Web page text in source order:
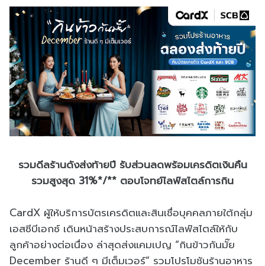
รวมดีลร้านดังส่งท้ายปี รับส่วนลดพร้อมเครดิตเงินคืน
รวมสูงสุด 31%*/** ตอบโจทย์ไลฟ์สไตล์การกิน
CardX ผู้ให้บริการบัตรเครดิตและสินเชื่อบุคคลภายใต้กลุ่ม
เอสซีบีเอกซ์ เดินหน้าสร้างประสบการณ์ไลฟ์สไตล์ให้กับ
ลูกค้าอย่างต่อเนื่อง ล่าสุดส่งแคมเปญ “กินข้าวกันมั๊ย
December ร้านดี ๆ มีเต็มเวอร์” รวมโปรโมชันร้านอาหาร